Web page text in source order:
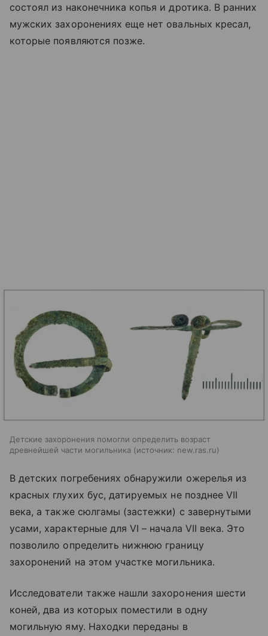
состоял из наконечника копья и дротика. В ранних
мужских захоронениях еще нет овальных кресал,
которые появляются позже.
Детские захоронения помогли определить возраст
древнейшей части могильника
источник: new.ras.ru
В детских погребениях обнаружили ожерелья из
красных глухих бус, датируемых не позднее VII
века, а также сюлгамы (застежки) с завернутыми
усами, характерные для VI – начала VII века. Это
позволило определить нижнюю границу
захоронений на этом участке могильника.
Исследователи также нашли захоронения шести
коней, два из которых поместили в одну
могильную яму. Находки переданы в